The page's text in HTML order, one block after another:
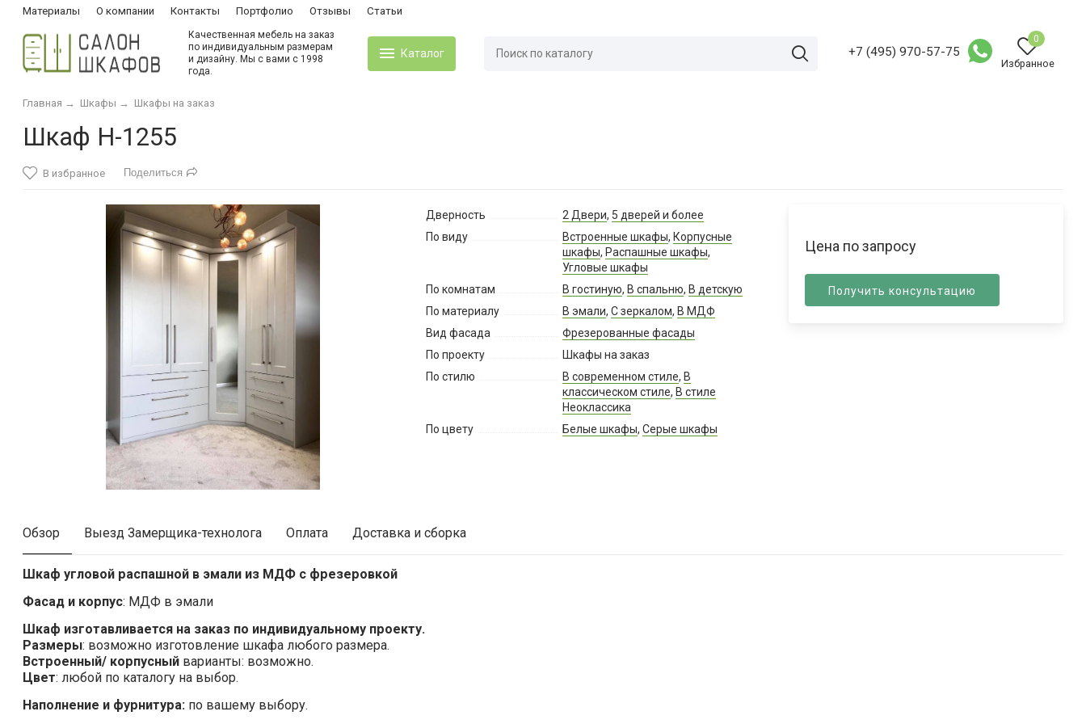
Материалы О компании Контакты Портфолио Отзывы Статьи
Качественная мебель на заказ
по индивидуальным размерам
и дизайну. Мы с вами с 1998
года.
Каталог +7 (495) 970-57-75
0
Избранное
Главная → Шкафы → Шкафы на заказ
Шкаф Н-1255
В избранное Поделиться
Дверность 2 Двери, 5 дверей и более
По виду
Встроенные шкафы, Корпусные
шкафы, Распашные шкафы,
Угловые шкафы
По комнатам
В гостиную, В спальню, В детскую
По материалу
В эмали,С зеркалом, В МДФ
Вид фасада
Фрезерованные фасады
По проекту
Шкафы на заказ
По стилю
В современном стиле, В
классическом стиле, В стиле
Неоклассика
По цвету
Белые шкафы,Серые шкафы
Цена по запросу
Получить консультацию
Обзор Выезд Замерщика-технолога Оплата Доставка и сборка
Шкаф угловой распашной в эмали из МДФ с фрезеровкой
Фасад и корпус: МДФ в эмали
Шкаф изготавливается на заказ по индивидуальному проекту.
Размеры: возможно изготовление шкафа любого размера.
Встроенный/ корпусный варианты: возможно.
Цвет: любой по каталогу на выбор.
Наполнение и фурнитура: по вашему выбору.